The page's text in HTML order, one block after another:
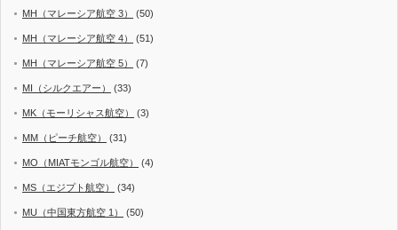
MH（マレーシア航空 3） (50)
MH（マレーシア航空 4） (51)
MH（マレーシア航空 5） (7)
MI（シルクエアー） (33)
MK（モーリシャス航空） (3)
MM（ピーチ航空） (31)
MO（MIATモンゴル航空） (4)
MS（エジプト航空） (34)
MU（中国東方航空 1） (50)